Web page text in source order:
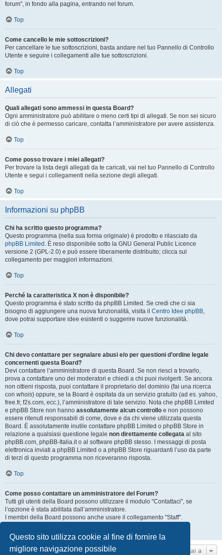
Questo sito utilizza cookie al fine di fornire la
migliore navigazione possibile
forum”, in fondo alla pagina, entrando nel forum.
Top
Come cancello le mie sottoscrizioni?
Per cancellare le tue sottoscrizioni, basta andare nel tuo Pannello di Controllo
Utente e seguire i collegamenti alle tue sottoscrizioni.
Top
Allegati
Quali allegati sono ammessi in questa Board?
Ogni amministratore può abilitare o meno certi tipi di allegati. Se non sei sicuro
di ciò che è permesso caricare, contatta l’amministratore per avere assistenza.
Top
Come posso trovare i miei allegati?
Per trovare la lista degli allegati da te caricati, vai nel tuo Pannello di Controllo
Utente e segui i collegamenti nella sezione degli allegati.
Top
Informazioni su phpBB
Chi ha scritto questo programma?
Questo programma (nella sua forma originale) è prodotto e rilasciato da
phpBB Limited . È reso disponibile sotto la GNU General Public Licence
versione 2 (GPL-2.0) e può essere liberamente distribuito; clicca sul
collegamento per maggiori informazioni.
Top
Perché la caratteristica X non è disponibile?
Questo programma è stato scritto da phpBB Limited. Se credi che ci sia
bisogno di aggiungere una nuova funzionalità, visita il Centro Idee phpBB,
dove potrai supportare idee esistenti o suggerire nuove funzionalità.
Top
Chi devo contattare per segnalare abusi e/o per questioni d’ordine legale
concernenti questa Board?
Devi contattare l’amministratore di questa Board. Se non riesci a trovarlo,
prova a contattare uno dei moderatori e chiedi a chi puoi rivolgerti. Se ancora
non ottieni risposta, puoi contattare il proprietario del dominio (fai una ricerca
con whois) oppure, se la Board è ospitata da un servizio gratuito (ad es. yahoo,
free.fr, f2s.com, ecc.), l’amministratore di tale servizio. Nota che phpBB Limited
e phpBB Store non hanno assolutamente alcun controllo e non possono
essere ritenuti responsabili di come, dove e da chi viene utilizzata questa
Board. È assolutamente inutile contattare phpBB Limited o phpBB Store in
relazione a qualsiasi questione legale non direttamente collegata al sito
phpBB.com, phpBB-Italia.it o al software phpBB stesso. I messaggi di posta
elettronica inviati a phpBB Limited o a phpBB Store riguardanti l’uso da parte
di terzi di questo programma non riceveranno risposta.
Top
Come posso contattare un amministratore del Forum?
Tutti gli utenti della Board possono utilizzare il modulo "Contattaci", se
l’opzione è stata abilitata dall’amministratore.
I membri della Board possono anche usare il collegamento "Staff".
Top
Vai a